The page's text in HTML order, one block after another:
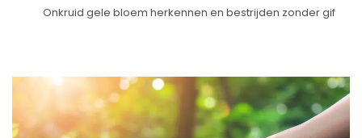
Onkruid gele bloem herkennen en bestrijden zonder gif